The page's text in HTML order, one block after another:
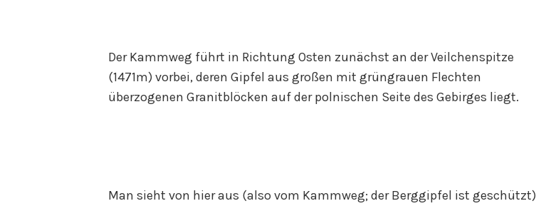
Der Kammweg führt in Richtung Osten zunächst an der Veilchenspitze
(1471m) vorbei, deren Gipfel aus großen mit grüngrauen Flechten
überzogenen Granitblöcken auf der polnischen Seite des Gebirges liegt.
Man sieht von hier aus (also vom Kammweg; der Berggipfel ist geschützt)